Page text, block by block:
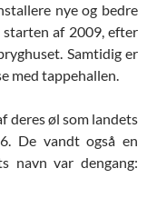
nye og bedre
af 2009, efter
Samtidig er
med tappehallen.
deres øl som landets
De vandt også en
navn var dengang: